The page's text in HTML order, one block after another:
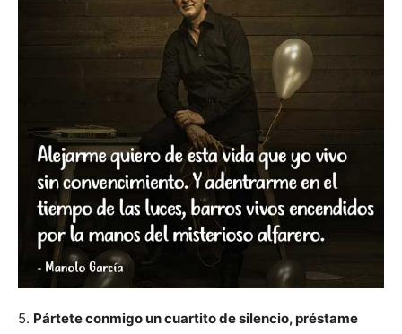
5. Pártete conmigo un cuartito de silencio, préstame